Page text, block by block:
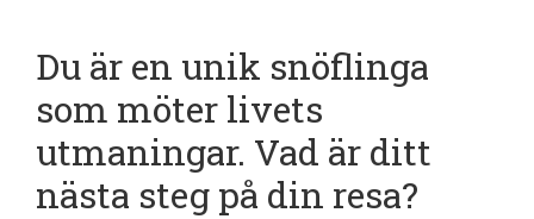
Du är en unik snöflinga
som möter livets
utmaningar. Vad är ditt
nästa steg på din resa?